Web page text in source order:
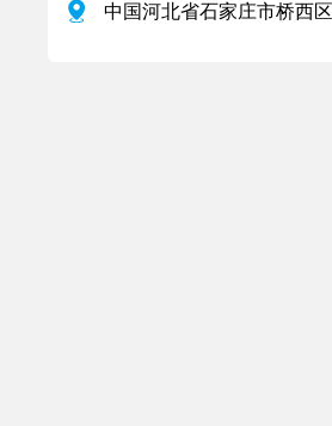
中国河北省石家庄市桥西区